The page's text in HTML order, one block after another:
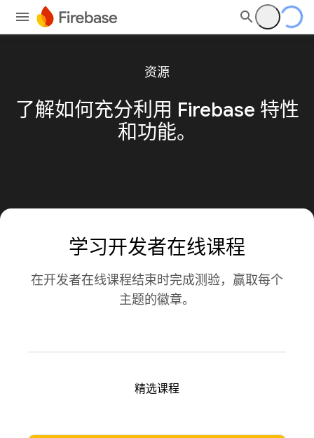
资源
了解如何充分利用 Firebase 特性
和功能。
学习开发者在线课程
在开发者在线课程结束时完成测验，赢取每个
主题的徽章。
精选课程